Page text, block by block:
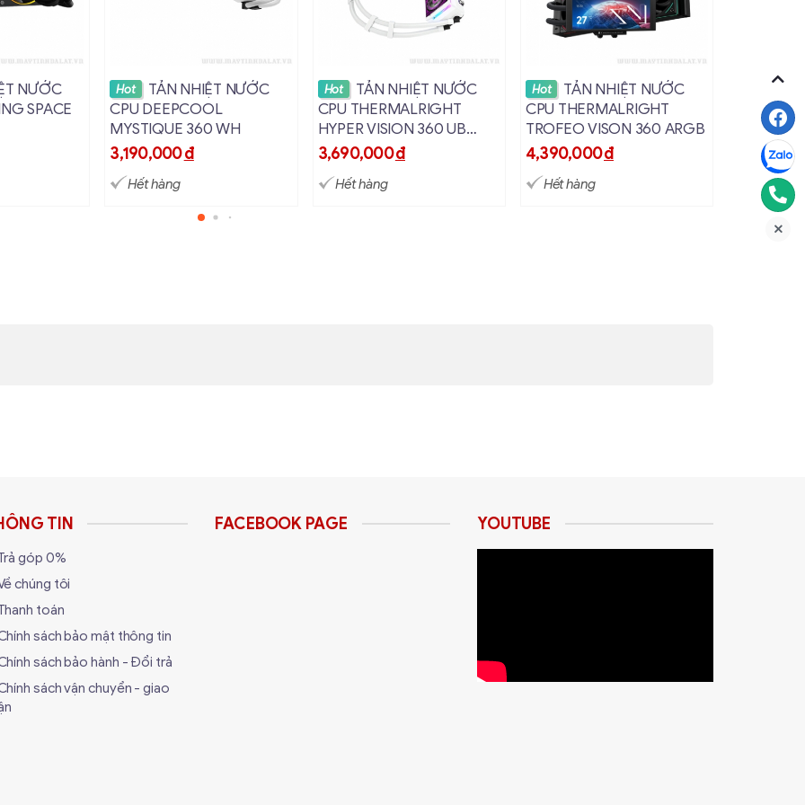
AMD Ryzen 9
– Giải pháp yên tĩnh và bền bỉ
bơm của MSI A13-240 được tích hợp trực tiếp trong radiator
, tách biệt khỏi block CPU. Cách thiết kế
tiết
NƯỚC
SPACE
Xem chi tiết
Hot
TẢN NHIỆT NƯỚC
CPU DEEPCOOL
MYSTIQUE 360 WH
3,190,000đ
Hết hàng
Xem chi tiết
Hot
TẢN NHIỆT NƯỚC
CPU THERMALRIGHT
HYPER VISION 360 UB
ARGB
3,690,000đ
Hết hàng
Xem chi tiết
Hot
TẢN NHIỆT NƯỚC
CPU THERMALRIGHT
TROFEO VISON 360 ARGB
4,390,000đ
Hết hàng
CPU MSI
ARGB
1,790,000
Hết hàng
TIN
góp 0%
chúng tôi
toán
sách bảo mật thông tin
sách bảo hành - Đổi trả
sách vận chuyển - giao
FACEBOOK PAGE YOUTUBE